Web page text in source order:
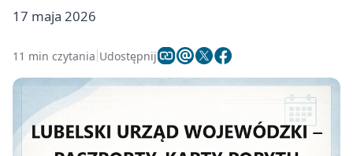
17 maja 2026
11 min czytania Udostępnij